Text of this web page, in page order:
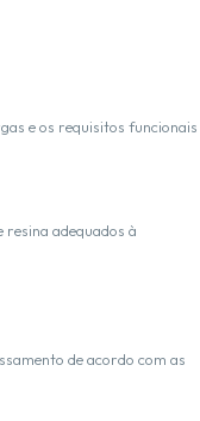
e os requisitos funcionais
adequados à
de acordo com as